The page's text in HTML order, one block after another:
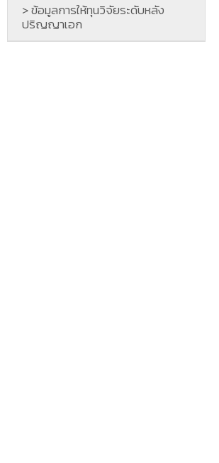
> ข้อมูลการให้ทุนวิจัยระดับหลัง
ปริญญาเอก